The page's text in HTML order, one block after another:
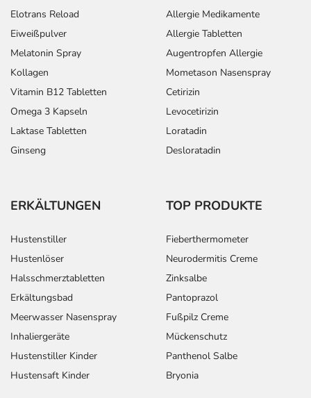
Elotrans Reload
Eiweißpulver
Melatonin Spray
Kollagen
Vitamin B12 Tabletten
Omega 3 Kapseln
Laktase Tabletten
Ginseng
Allergie Medikamente
Allergie Tabletten
Augentropfen Allergie
Mometason Nasenspray
Cetirizin
Levocetirizin
Loratadin
Desloratadin
ERKÄLTUNGEN
Hustenstiller
Hustenlöser
Halsschmerztabletten
Erkältungsbad
Meerwasser Nasenspray
Inhaliergeräte
Hustenstiller Kinder
Hustensaft Kinder
TOP PRODUKTE
Fieberthermometer
Neurodermitis Creme
Zinksalbe
Pantoprazol
Fußpilz Creme
Mückenschutz
Panthenol Salbe
Bryonia